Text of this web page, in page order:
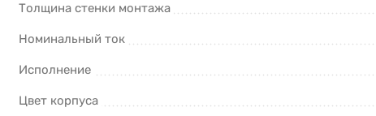
Толщина стенки монтажа
Номинальный ток
Исполнение
Цвет корпуса